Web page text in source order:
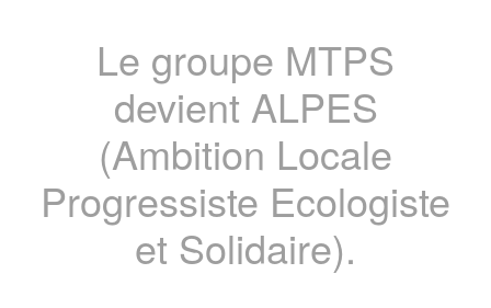
Le groupe MTPS
devient ALPES
(Ambition Locale
Progressiste Ecologiste
et Solidaire).